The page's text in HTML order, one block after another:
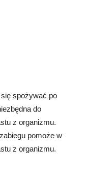
spożywać po
do
z organizmu.
pomoże w
z organizmu.